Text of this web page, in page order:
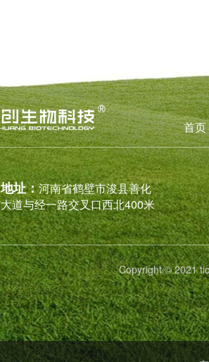
首页
地址：河南省鹤壁市浚县善化
大道与经一路交叉口西北400米
Copyright © 2021